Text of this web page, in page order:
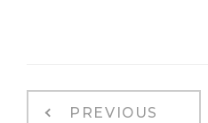
PREVIOUS